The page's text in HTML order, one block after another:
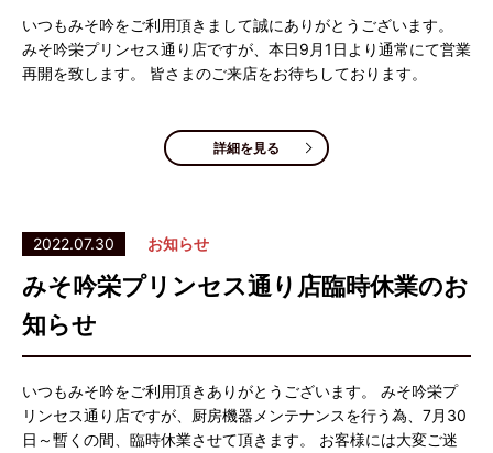
いつもみそ吟をご利用頂きまして誠にありがとうございます。
みそ吟栄プリンセス通り店ですが、本日9月1日より通常にて営業
再開を致します。 皆さまのご来店をお待ちしております。
詳細を見る
2022.07.30 お知らせ
みそ吟栄プリンセス通り店臨時休業のお
知らせ
いつもみそ吟をご利用頂きありがとうございます。 みそ吟栄プ
リンセス通り店ですが、厨房機器メンテナンスを行う為、7月30
日～暫くの間、臨時休業させて頂きます。 お客様には大変ご迷